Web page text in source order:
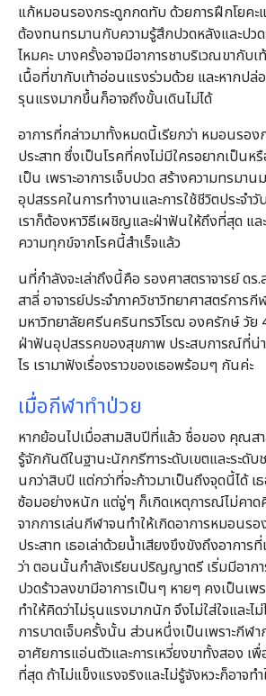
แก้หมอนรองกระดูกกดทับ ด้วยการฝึกโยค
ต้องทนทรมานกับความรู้สึกปวดหลังและปวด
ไหมคะ บางครั้งอาจมีอาการชาบริเวณขากับเ
เนื้อที่ขากับเท้าอ่อนแรงร่วมด้วย และหากปล่
รุนแรงมากขึ้นก็อาจถึงขั้นเดินไม่ได้
อาการที่กล่าวมาทั้งหมดนี้เรียกว่า หมอนรอ
ประสาท ซึ่งเป็นโรคที่คงไม่มีใครอยากเป็นห
เป็น เพราะอาการเจ็บปวด สร้างความทรมา
อุปสรรคในการทำงานและการใช้ชีวิตประจำวั
เราก็ต้องหาวิธีเผชิญและฝ่าฟันให้ถึงที่สุด แล
ความทุกข์จากโรคนี้สำเร็จแล้ว
นที่กำลังจะเล่าถึงนี้คือ รองศาสตราจารย์ ด
สาลี่ อาจารย์ประจำภาควิชาวิทยาศาสตร์กา
มหาวิทยาลัยศรีนครินทรวิโรฒ องครักษ์ วัย
ฝ่าฟันอุปสรรคของสุขภาพ ประสบการณ์ที่น่า
ไร เรามาฟังเรื่องราวของเธอพร้อมๆ กันค่ะ
เมื่อกีฬาทำป่วย
หากย้อนไปเมื่อสามสิบปีที่แล้ว ชื่อของ คุณส
รู้จักกันดีในฐานะนักกรีฑาระดับเขตและระดับ
นกว่าสิบปี แต่กว่าที่จะก้าวมาเป็นถึงจุดนี้ได้
ซ้อมอย่างหนัก แต่จู่ๆ ก็เกิดเหตุการณ์ไม่คาด
จากการเล่นกีฬาจนทำให้เกิดอาการหมอนร
ประสาท เธอเล่าด้วยน้ำเสียงขึงขังถึงอากา
ว่า ตอนนั้นกำลังเรียนปริญญาตรี เริ่มมีอาก
ปวดร้าวลงขามีอาการเป็นๆ หายๆ คงเป็นเพ
ทำให้คิดว่าไม่รุนแรงมากนัก จึงไม่ใส่ใจและไม่
การบาดเจ็บครั้งนั้น ส่วนหนึ่งเป็นเพราะกีฬา
อาศัยการแอ่นตัวและการเหวี่ยงขาทั้งสอง เพื่
ที่สุด ถ้าไม่แข็งแรงจริงและไม่รู้จังหวะก็อาจท